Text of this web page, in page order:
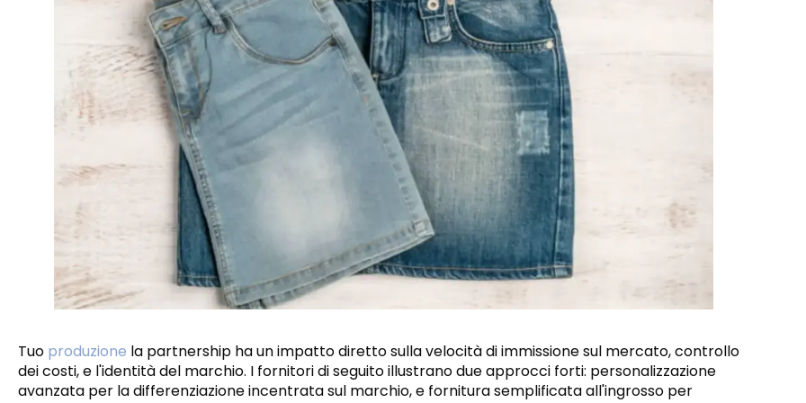
Tuo produzione la partnership ha un impatto diretto sulla velocità di immissione sul mercato, controllo
dei costi, e l'identità del marchio. I fornitori di seguito illustrano due approcci forti: personalizzazione
avanzata per la differenziazione incentrata sul marchio, e fornitura semplificata all'ingrosso per